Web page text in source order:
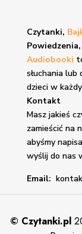
Czytanki,
Powiedzenia,
Audiobooki
słuchania lub
dzieci w
Kontakt
Masz jakieś
zamieścić na
abyśmy
wyślij do nas
Email:
© Czytanki.pl